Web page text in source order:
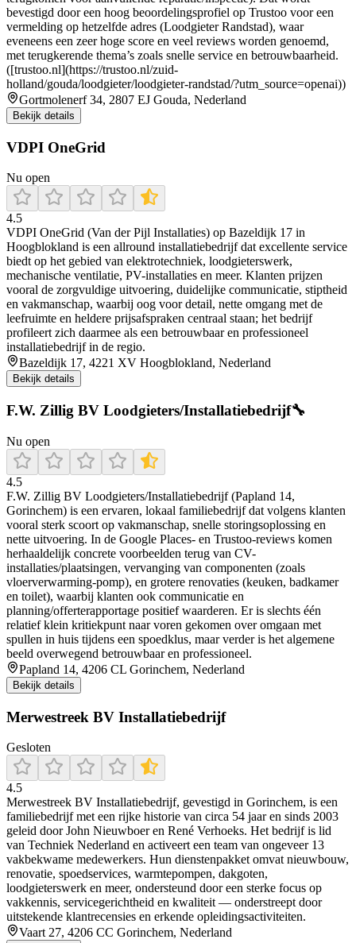
bevestigd door een hoog beoordelingsprofiel op Trustoo voor een
vermelding op hetzelfde adres (Loodgieter Randstad), waar
eveneens een zeer hoge score en veel reviews worden genoemd,
met terugkerende thema’s zoals snelle service en betrouwbaarheid.
([trustoo.nl](https://trustoo.nl/zuid-
holland/gouda/loodgieter/loodgieter-randstad/?utm_source=openai))
Gortmolenerf 34, 2807 EJ Gouda, Nederland
Bekijk details
VDPI OneGrid
Nu open
4.5
VDPI OneGrid (Van der Pijl Installaties) op Bazeldijk 17 in
Hoogblokland is een allround installatiebedrijf dat excellente service
biedt op het gebied van elektrotechniek, loodgieterswerk,
mechanische ventilatie, PV-installaties en meer. Klanten prijzen
vooral de zorgvuldige uitvoering, duidelijke communicatie, stiptheid
en vakmanschap, waarbij oog voor detail, nette omgang met de
leefruimte en heldere prijsafspraken centraal staan; het bedrijf
profileert zich daarmee als een betrouwbaar en professioneel
installatiebedrijf in de regio.
Bazeldijk 17, 4221 XV Hoogblokland, Nederland
Bekijk details
F.W. Zillig BV Loodgieters/Installatiebedrijf🔧
Nu open
4.5
F.W. Zillig BV Loodgieters/Installatiebedrijf (Papland 14,
Gorinchem) is een ervaren, lokaal familiebedrijf dat volgens klanten
vooral sterk scoort op vakmanschap, snelle storingsoplossing en
nette uitvoering. In de Google Places- en Trustoo-reviews komen
herhaaldelijk concrete voorbeelden terug van CV-
installaties/plaatsingen, vervanging van componenten (zoals
vloerverwarming-pomp), en grotere renovaties (keuken, badkamer
en toilet), waarbij klanten ook communicatie en
planning/offerterapportage positief waarderen. Er is slechts één
relatief klein kritiekpunt naar voren gekomen over omgaan met
spullen in huis tijdens een spoedklus, maar verder is het algemene
beeld overwegend betrouwbaar en professioneel.
Papland 14, 4206 CL Gorinchem, Nederland
Bekijk details
Merwestreek BV Installatiebedrijf
Gesloten
4.5
Merwestreek BV Installatiebedrijf, gevestigd in Gorinchem, is een
familiebedrijf met een rijke historie van circa 54 jaar en sinds 2003
geleid door John Nieuwboer en René Verhoeks. Het bedrijf is lid
van Techniek Nederland en activeert een team van ongeveer 13
vakbekwame medewerkers. Hun dienstenpakket omvat nieuwbouw,
renovatie, spoedservices, warmtepompen, dakgoten,
loodgieterswerk en meer, ondersteund door een sterke focus op
vakkennis, servicegerichtheid en kwaliteit — onderstreept door
uitstekende klantrecensies en erkende opleidingsactiviteiten.
Vaart 27, 4206 CC Gorinchem, Nederland